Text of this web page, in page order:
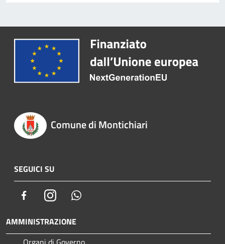
Comune di Montichiari
SEGUICI SU
FacebookInstagram
AMMINISTRAZIONE